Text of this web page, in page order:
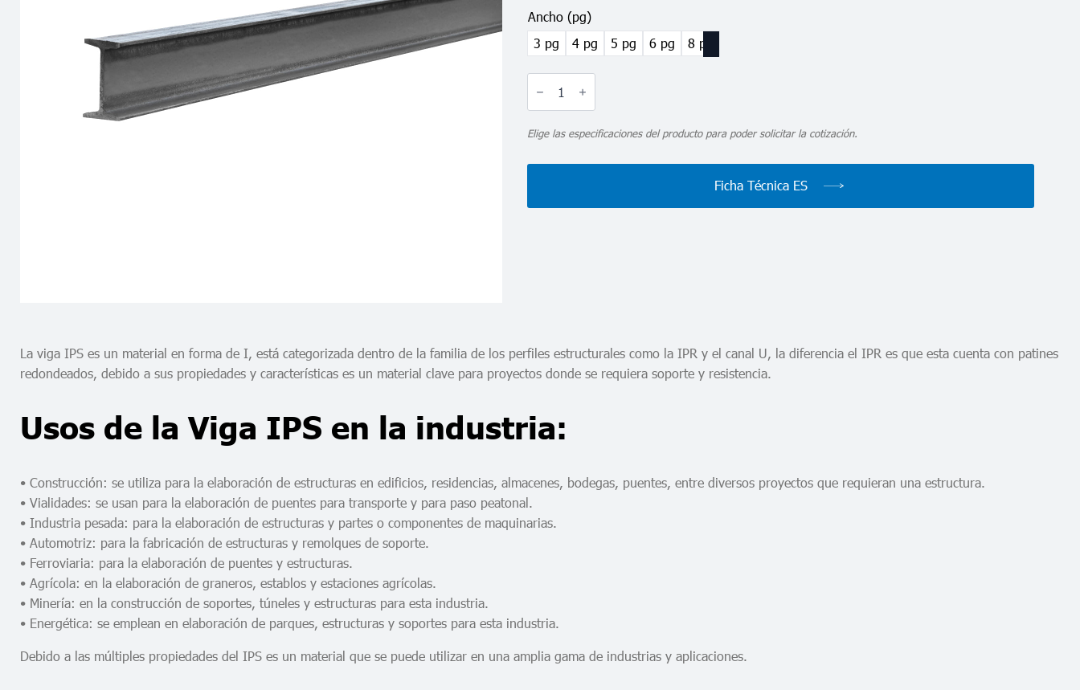
Ancho (pg)
3 pg
4 pg 5 pg 6 pg 8 pg
Viga
IPS
Elige las especificaciones del producto para poder solicitar la cotización.
Ficha Técnica ES
La viga IPS es un material en forma de I, está categorizada dentro de la familia de los perfiles estructurales como la IPR y el canal U, la diferencia el IPR es que esta cuenta con patines
redondeados, debido a sus propiedades y características es un material clave para proyectos donde se requiera soporte y resistencia.
Usos de la Viga IPS en la industria:
• Construcción: se utiliza para la elaboración de estructuras en edificios, residencias, almacenes, bodegas, puentes, entre diversos proyectos que requieran una estructura.
• Vialidades: se usan para la elaboración de puentes para transporte y para paso peatonal.
• Industria pesada: para la elaboración de estructuras y partes o componentes de maquinarias.
• Automotriz: para la fabricación de estructuras y remolques de soporte.
• Ferroviaria: para la elaboración de puentes y estructuras.
• Agrícola: en la elaboración de graneros, establos y estaciones agrícolas.
• Minería: en la construcción de soportes, túneles y estructuras para esta industria.
• Energética: se emplean en elaboración de parques, estructuras y soportes para esta industria.
Debido a las múltiples propiedades del IPS es un material que se puede utilizar en una amplia gama de industrias y aplicaciones.